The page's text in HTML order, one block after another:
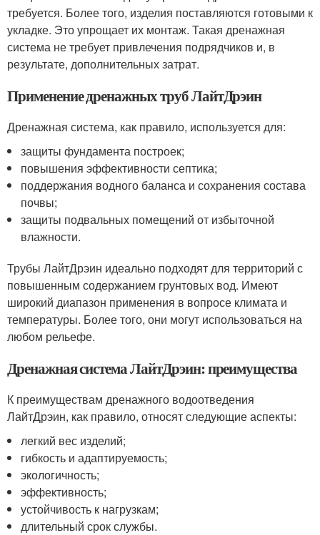
требуется. Более того, изделия поставляются готовыми к
укладке. Это упрощает их монтаж. Такая дренажная
система не требует привлечения подрядчиков и, в
результате, дополнительных затрат.
Применение дренажных труб ЛайтДрэин
Дренажная система, как правило, используется для:
защиты фундамента построек;
повышения эффективности септика;
поддержания водного баланса и сохранения состава
почвы;
защиты подвальных помещений от избыточной
влажности.
Трубы ЛайтДрэин идеально подходят для территорий с
повышенным содержанием грунтовых вод. Имеют
широкий диапазон применения в вопросе климата и
температуры. Более того, они могут использоваться на
любом рельефе.
Дренажная система ЛайтДрэин: преимущества
К преимуществам дренажного водоотведения
ЛайтДрэин, как правило, относят следующие аспекты:
легкий вес изделий;
гибкость и адаптируемость;
экологичность;
эффективность;
устойчивость к нагрузкам;
длительный срок службы.